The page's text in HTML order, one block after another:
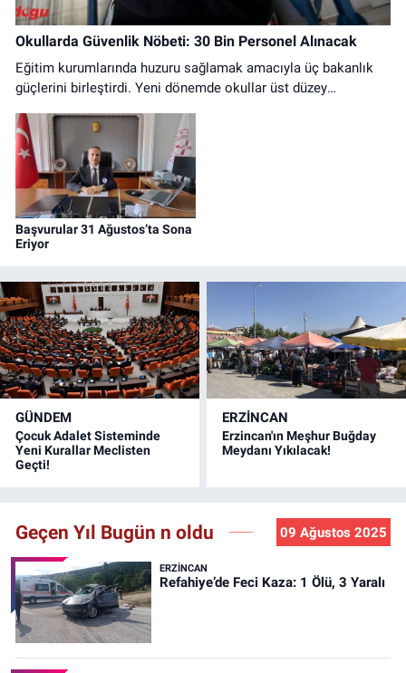
Okullarda Güvenlik Nöbeti: 30 Bin Personel Alınacak
Eğitim kurumlarında huzuru sağlamak amacıyla üç bakanlık
güçlerini birleştirdi. Yeni dönemde okullar üst düzey
Başvurular 31 Ağustos’ta Sona
Eriyor
GÜNDEM
Çocuk Adalet Sisteminde
Yeni Kurallar Meclisten
Geçti!
ERZINCAN
Erzincan'ın Meşhur Buğday
Meydanı Yıkılacak!
Geçen Yıl Bugün n oldu 09 Ağustos 2025
ERZINCAN
Refahiye’de Feci Kaza: 1 Ölü, 3 Yaralı